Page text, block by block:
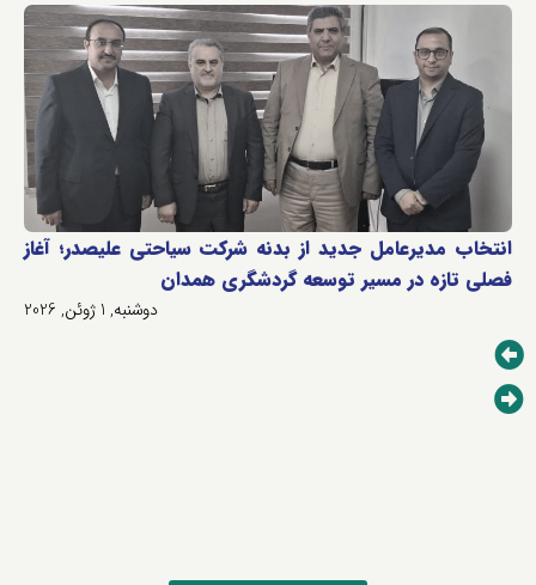
انتخاب مدیرعامل جدید از بدنه شرکت سیاحتی علیصدر؛ آغاز
فصلی تازه در مسیر توسعه گردشگری همدان
دوشنبه, 1 ژوئن, 2026